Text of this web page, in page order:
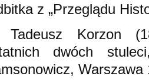
z „Przeglądu
Tadeusz Korzon
dwóch
Warszawa